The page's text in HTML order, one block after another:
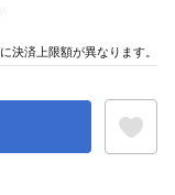
決済上限額が異なります。